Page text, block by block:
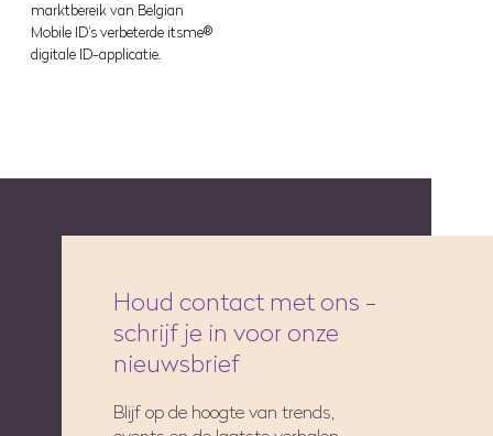
marktbereik van Belgian
Mobile ID’s verbeterde itsme®
digitale ID-applicatie.
Houd contact met ons -
schrijf je in voor onze
nieuwsbrief
Blijf op de hoogte van trends,